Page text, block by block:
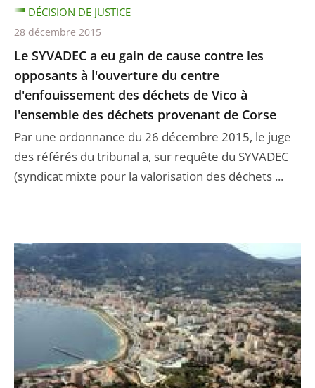
Le SYVADEC a eu gain de cause contre les
opposants à l'ouverture du centre
d'enfouissement des déchets de Vico à
l'ensemble des déchets provenant de Corse
Par une ordonnance du 26 décembre 2015, le juge
des référés du tribunal a, sur requête du SYVADEC
(syndicat mixte pour la valorisation des déchets ...
DÉCISION DE JUSTICE
28 décembre 2015